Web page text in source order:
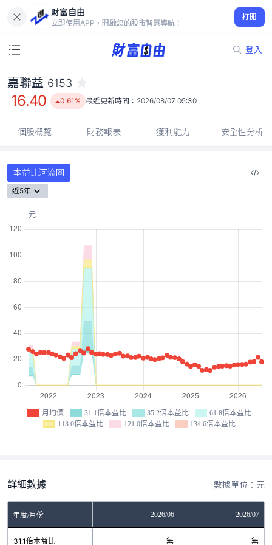
財富自由
立即使用APP，開啟您的股市智慧導航！
打開
登入
16.40
0.61%
嘉聯益 6153
16.40 0.61% 最近更新時間： 2026/08/07 05:30
個股概覽 財務報表 獲利能力 安全性分析
本益比河流圖
近5年
月均價 31.1倍本益比 35.2倍本益比
61.8倍本益比
113.0倍本益比
121.0倍本益比 134.6倍本益比
詳細數據 數據單位：元
年度/月份 2026/06 2026/07
31.1倍本益比 無 無